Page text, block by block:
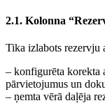
2.1. Kolonna
Tika izlabots rezervju
– konfigurēta korekta
pārvietojumus un
– ņemta vērā daļēja